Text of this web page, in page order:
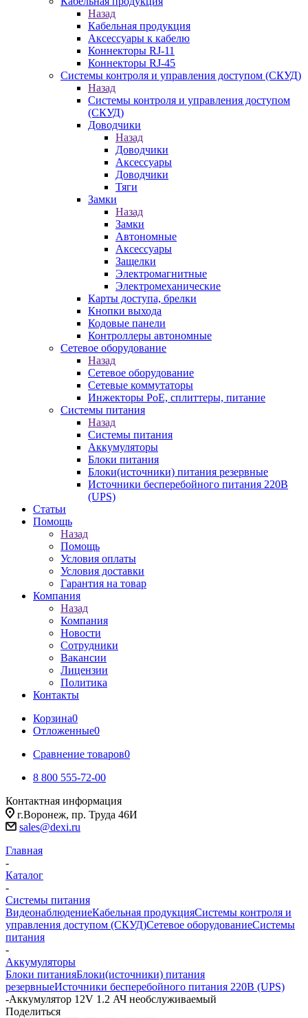
Назад
Кабельная продукция
Аксессуары к кабелю
Коннекторы RJ-11
Коннекторы RJ-45
Системы контроля и управления доступом (СКУД)
Назад
Системы контроля и управления доступом
(СКУД)
Доводчики
Назад
Доводчики
Аксессуары
Доводчики
Тяги
Замки
Назад
Замки
Автономные
Аксессуары
Защелки
Электромагнитные
Электромеханические
Карты доступа, брелки
Кнопки выхода
Кодовые панели
Контроллеры автономные
Сетевое оборудование
Назад
Сетевое оборудование
Сетевые коммутаторы
Инжекторы РоЕ, сплиттеры, питание
Системы питания
Назад
Системы питания
Аккумуляторы
Блоки питания
Блоки(источники) питания резервные
Источники бесперебойного питания 220В
(UPS)
Статьи
Помощь
Назад
Помощь
Условия оплаты
Условия доставки
Гарантия на товар
Компания
Назад
Компания
Новости
Сотрудники
Вакансии
Лицензии
Политика
Контакты
Корзина0
Отложенные0
Сравнение товаров0
8 800 555-72-00
Контактная информация
г.Воронеж, пр. Труда 46И
sales@dexi.ru
Главная
-
Каталог
-
Системы питания
ВидеонаблюдениеКабельная продукцияСистемы контроля и
управления доступом (СКУД)Сетевое оборудованиеСистемы
питания
-
Аккумуляторы
Блоки питанияБлоки(источники) питания
резервныеИсточники бесперебойного питания 220В (UPS)
-Аккумулятор 12V 1.2 АЧ необслуживаемый
Поделиться